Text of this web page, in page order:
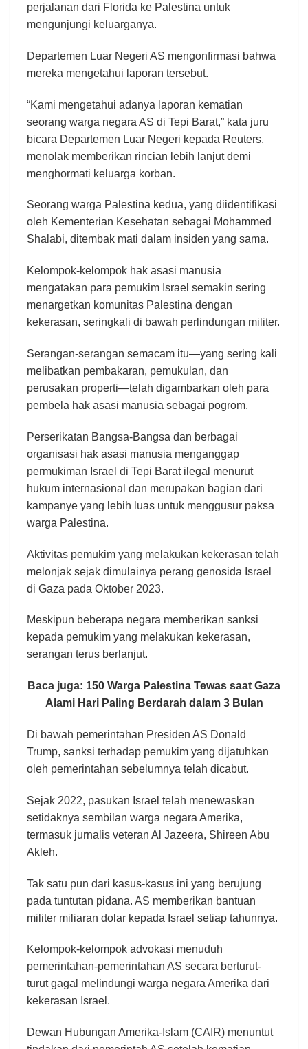
perjalanan dari Florida ke Palestina untuk
mengunjungi keluarganya.
Departemen Luar Negeri AS mengonfirmasi bahwa
mereka mengetahui laporan tersebut.
“Kami mengetahui adanya laporan kematian
seorang warga negara AS di Tepi Barat,” kata juru
bicara Departemen Luar Negeri kepada Reuters,
menolak memberikan rincian lebih lanjut demi
menghormati keluarga korban.
Seorang warga Palestina kedua, yang diidentifikasi
oleh Kementerian Kesehatan sebagai Mohammed
Shalabi, ditembak mati dalam insiden yang sama.
Kelompok-kelompok hak asasi manusia
mengatakan para pemukim Israel semakin sering
menargetkan komunitas Palestina dengan
kekerasan, seringkali di bawah perlindungan militer.
Serangan-serangan semacam itu—yang sering kali
melibatkan pembakaran, pemukulan, dan
perusakan properti—telah digambarkan oleh para
pembela hak asasi manusia sebagai pogrom.
Perserikatan Bangsa-Bangsa dan berbagai
organisasi hak asasi manusia menganggap
permukiman Israel di Tepi Barat ilegal menurut
hukum internasional dan merupakan bagian dari
kampanye yang lebih luas untuk menggusur paksa
warga Palestina.
Aktivitas pemukim yang melakukan kekerasan telah
melonjak sejak dimulainya perang genosida Israel
di Gaza pada Oktober 2023.
Meskipun beberapa negara memberikan sanksi
kepada pemukim yang melakukan kekerasan,
serangan terus berlanjut.
Baca juga: 150 Warga Palestina Tewas saat Gaza
Alami Hari Paling Berdarah dalam 3 Bulan
Di bawah pemerintahan Presiden AS Donald
Trump, sanksi terhadap pemukim yang dijatuhkan
oleh pemerintahan sebelumnya telah dicabut.
Sejak 2022, pasukan Israel telah menewaskan
setidaknya sembilan warga negara Amerika,
termasuk jurnalis veteran Al Jazeera, Shireen Abu
Akleh.
Tak satu pun dari kasus-kasus ini yang berujung
pada tuntutan pidana. AS memberikan bantuan
militer miliaran dolar kepada Israel setiap tahunnya.
Kelompok-kelompok advokasi menuduh
pemerintahan-pemerintahan AS secara berturut-
turut gagal melindungi warga negara Amerika dari
kekerasan Israel.
Dewan Hubungan Amerika-Islam (CAIR) menuntut